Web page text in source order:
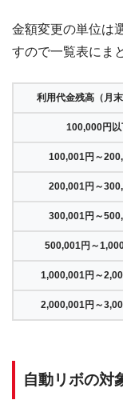
金額変更の単位は
すので一覧表にま
利用代金残高（月末
100,000円以
100,001円～
200,001円～
300,001円～
500,001円～
1,000,001円～
2,000,001円～
自動リボの対